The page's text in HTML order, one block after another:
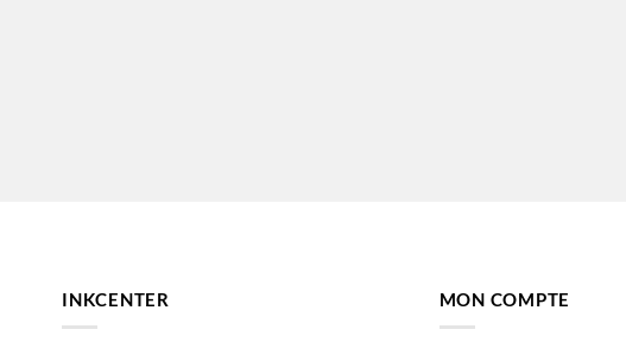
INKCENTER MON COMPTE